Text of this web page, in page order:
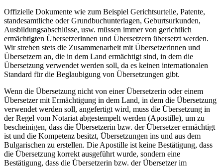
Offizielle Dokumente wie zum Beispiel Gerichtsurteile, Patente,
standesamtliche oder Grundbuchunterlagen, Geburtsurkunden,
Ausbildungsabschlüsse, usw. müssen immer von gerichtlich
ermächtigten Übersetzerinnen und Übersetzern übersetzt werden.
Wir streben stets die Zusammenarbeit mit Übersetzerinnen und
Übersetzern an, die in dem Land ermächtigt sind, in dem die
Übersetzung verwendet werden soll, da es keinen internationalen
Standard für die Beglaubigung von Übersetzungen gibt.
Wenn die Übersetzung nicht von einer Übersetzerin oder einem
Übersetzer mit Ermächtigung in dem Land, in dem die Übersetzung
verwendet werden soll, angefertigt wird, muss die Übersetzung in
der Regel vom Notariat abgestempelt werden (Apostille), um zu
bescheinigen, dass die Übersetzerin bzw. der Übersetzer ermächtigt
ist und die Kompetenz besitzt, Übersetzungen ins und aus dem
Bulgarischen zu erstellen. Die Apostille ist keine Bestätigung, dass
die Übersetzung korrekt ausgeführt wurde, sondern eine
Bestätigung, dass die Übersetzerin bzw. der Übersetzer im